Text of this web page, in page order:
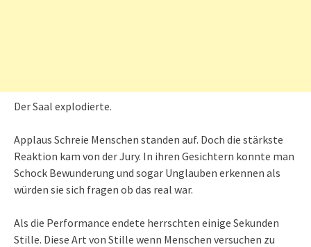
Der Saal explodierte.
Applaus Schreie Menschen standen auf. Doch die stärkste
Reaktion kam von der Jury. In ihren Gesichtern konnte man
Schock Bewunderung und sogar Unglauben erkennen als
würden sie sich fragen ob das real war.
Als die Performance endete herrschten einige Sekunden
Stille. Diese Art von Stille wenn Menschen versuchen zu